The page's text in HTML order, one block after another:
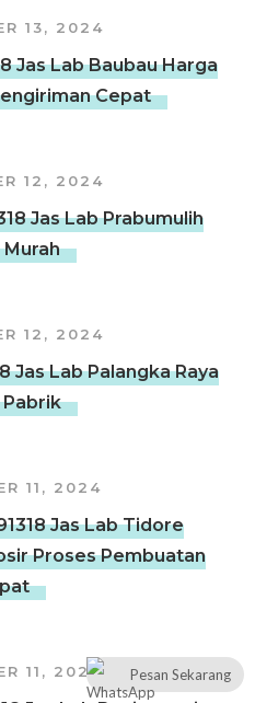
13, 2024
Jas Lab Baubau Harga
Cepat
12, 2024
Jas Lab Prabumulih
12, 2024
Jas Lab Palangka Raya
11, 2024
Jas Lab Tidore
Proses Pembuatan
11, 2024 Pesan Sekarang